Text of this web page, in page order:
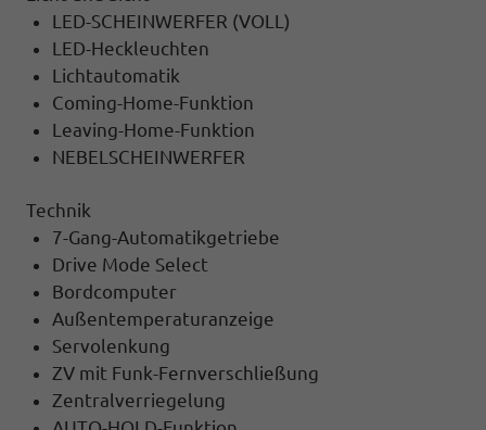
LED-SCHEINWERFER (VOLL)
LED-Heckleuchten
Lichtautomatik
Coming-Home-Funktion
Leaving-Home-Funktion
NEBELSCHEINWERFER
Technik
7-Gang-Automatikgetriebe
Drive Mode Select
Bordcomputer
Außentemperaturanzeige
Servolenkung
ZV mit Funk-Fernverschließung
Zentralverriegelung